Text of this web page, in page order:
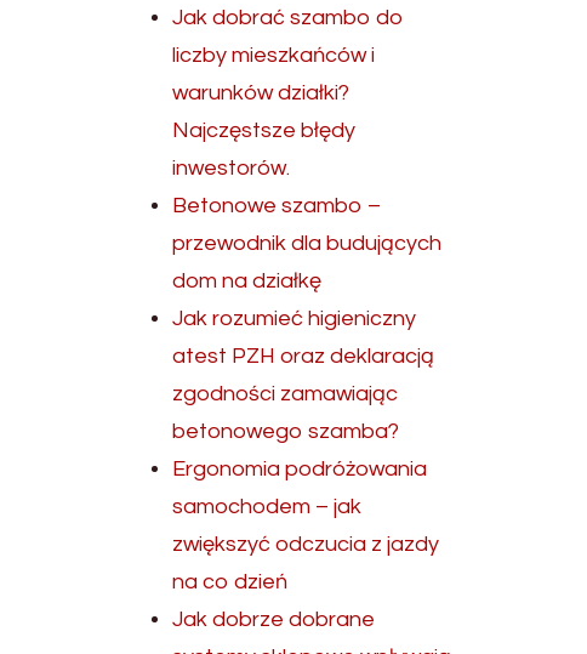
Jak dobrać szambo do
liczby mieszkańców i
warunków działki?
Najczęstsze błędy
inwestorów.
Betonowe szambo –
przewodnik dla budujących
dom na działkę
Jak rozumieć higieniczny
atest PZH oraz deklaracją
zgodności zamawiając
betonowego szamba?
Ergonomia podróżowania
samochodem – jak
zwiększyć odczucia z jazdy
na co dzień
Jak dobrze dobrane